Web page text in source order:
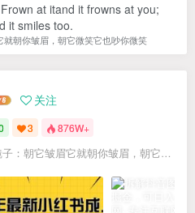
at itand it frowns at you;
it smiles too.
朝你皱眉，朝它微笑它也吵你微笑
关注
3 876W+
世界犹如一面镜子：朝它皱眉它就朝你皱眉，朝它微笑它也吵你微笑